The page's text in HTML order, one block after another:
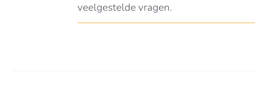
veelgestelde vragen.